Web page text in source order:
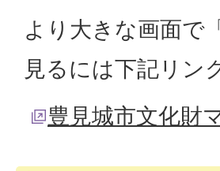
より大きな画面で
見るには下記リン
豊見城市文化財